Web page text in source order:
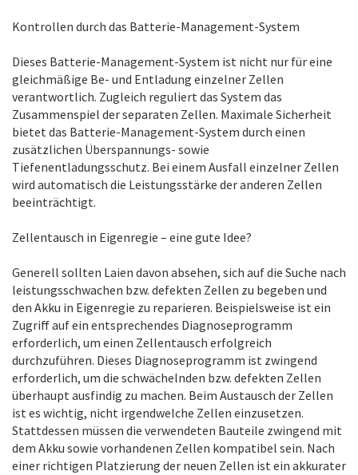
Kontrollen durch das Batterie-Management-System
Dieses Batterie-Management-System ist nicht nur für eine
gleichmäßige Be- und Entladung einzelner Zellen
verantwortlich. Zugleich reguliert das System das
Zusammenspiel der separaten Zellen. Maximale Sicherheit
bietet das Batterie-Management-System durch einen
zusätzlichen Überspannungs- sowie
Tiefenentladungsschutz. Bei einem Ausfall einzelner Zellen
wird automatisch die Leistungsstärke der anderen Zellen
beeinträchtigt.
Zellentausch in Eigenregie – eine gute Idee?
Generell sollten Laien davon absehen, sich auf die Suche nach
leistungsschwachen bzw. defekten Zellen zu begeben und
den Akku in Eigenregie zu reparieren. Beispielsweise ist ein
Zugriff auf ein entsprechendes Diagnoseprogramm
erforderlich, um einen Zellentausch erfolgreich
durchzuführen. Dieses Diagnoseprogramm ist zwingend
erforderlich, um die schwächelnden bzw. defekten Zellen
überhaupt ausfindig zu machen. Beim Austausch der Zellen
ist es wichtig, nicht irgendwelche Zellen einzusetzen.
Stattdessen müssen die verwendeten Bauteile zwingend mit
dem Akku sowie vorhandenen Zellen kompatibel sein. Nach
einer richtigen Platzierung der neuen Zellen ist ein akkurater